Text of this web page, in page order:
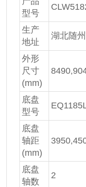
型号
生产
地址
湖北随
外形
尺寸
(mm)
底盘
型号
底盘
轴距
(mm)
底盘
轴数
2